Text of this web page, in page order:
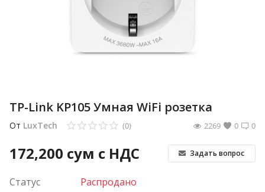
TP-Link KP105 Умная WiFi розетка
От LuxTech 0
(0) 0
2269
172,200 сум с НДС Задать вопрос
Статус Распродано